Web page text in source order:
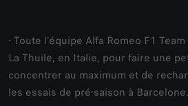
- Toute l'équipe Alfa Romeo F1
La Thuile, en Italie, pour faire une
concentrer au maximum et de
les essais de pré-saison à Barcelone.